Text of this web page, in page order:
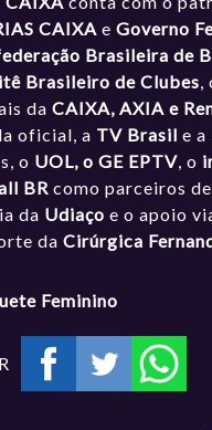
CAIXA eGoverno
Brasileira de
Brasileiro de Clubes
daCAIXA, AXIA e
oficial, a TV Brasil e a
o UOL, o GE EPTV , o
BR como parceiros
da Udiaço e o apoio
daCirúrgica
Feminino